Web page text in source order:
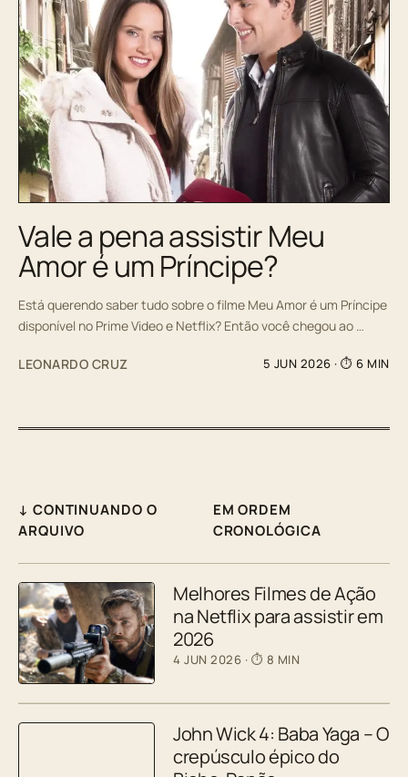
Vale a pena assistir Meu
Amor é um Príncipe?
Está querendo saber tudo sobre o filme Meu Amor é um Príncipe
disponível no Prime Video e Netflix? Então você chegou ao …
LEONARDO CRUZ 5 JUN 2026 · ⏱ 6 MIN
↓ CONTINUANDO O
ARQUIVO
EM ORDEM
CRONOLÓGICA
Melhores Filmes de Ação
na Netflix para assistir em
2026
4 JUN 2026 · ⏱ 8 MIN
John Wick 4: Baba Yaga – O
crepúsculo épico do